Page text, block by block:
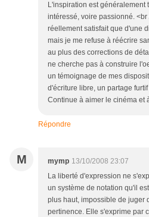
L'inspiration est généralement
intéressé, voire passionné.
réellement satisfait que d'une
mais je me refuse à réécrire
au plus des corrections de
ne cherche pas à construire
un témoignage de mes
d'écriture libre, un partage
Continue à aimer le cinéma et
Répondre
M mymp 13/10/2008 23:07
La liberté d'expression ne
un système de notation qu'il
plus haut, impossible de juger
pertinence. Elle s'exprime par